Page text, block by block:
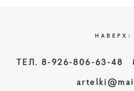
НАВЕРХ↑
ТЕЛ. 8-926-806-63-48